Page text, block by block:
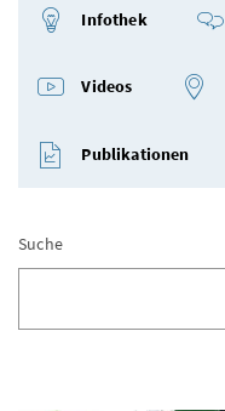
Infothek
Videos
Publikationen
Suche